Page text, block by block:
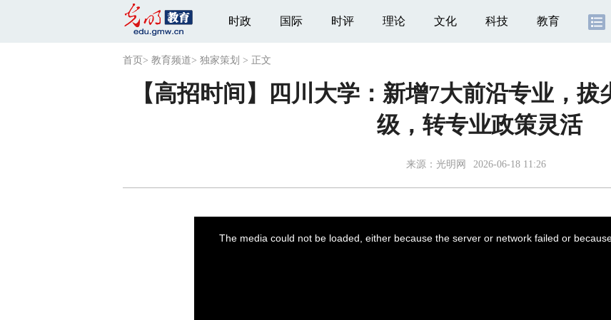
时政 国际 时评 理论 文化 科技 教育
首页 > 教育频道> 独家策划 > 正文
【高招时间】四川大学：新增7大前沿专业，
级，转专业政策灵活
来源： 光明网 2026-06-18 11:26
The media could not be loaded, either because the server or network failed or